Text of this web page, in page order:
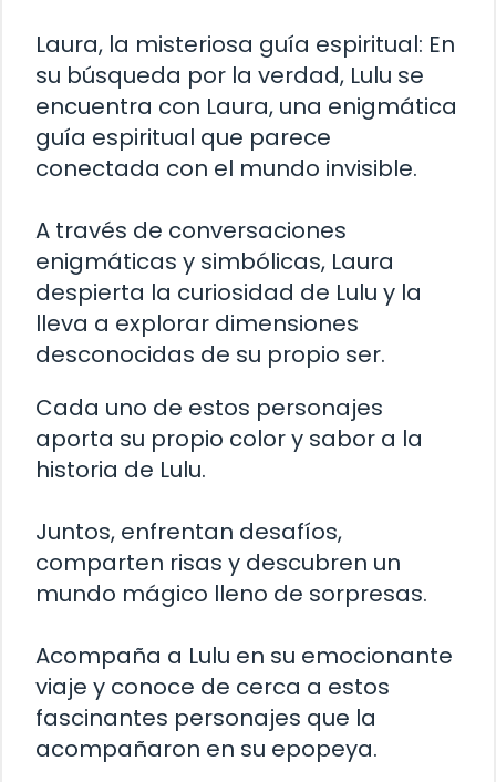
Laura, la misteriosa guía espiritual: En
su búsqueda por la verdad, Lulu se
encuentra con Laura, una enigmática
guía espiritual que parece
conectada con el mundo invisible.
A través de conversaciones
enigmáticas y simbólicas, Laura
despierta la curiosidad de Lulu y la
lleva a explorar dimensiones
desconocidas de su propio ser.
Cada uno de estos personajes
aporta su propio color y sabor a la
historia de Lulu.
Juntos, enfrentan desafíos,
comparten risas y descubren un
mundo mágico lleno de sorpresas.
Acompaña a Lulu en su emocionante
viaje y conoce de cerca a estos
fascinantes personajes que la
acompañaron en su epopeya.